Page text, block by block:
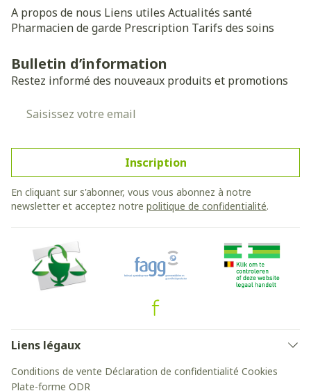
A propos de nous Liens utiles Actualités santé
Pharmacien de garde Prescription Tarifs des soins
Bulletin d’information
Restez informé des nouveaux produits et promotions
Inscription
En cliquant sur s'abonner, vous vous abonnez à notre
newsletter et acceptez notre politique de confidentialité.
Liens légaux
Conditions de vente Déclaration de confidentialité Cookies
Plate-forme ODR